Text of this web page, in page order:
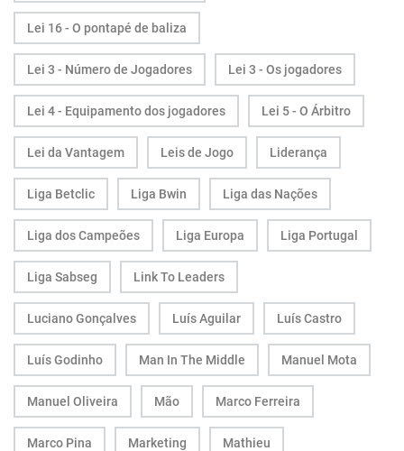
Lei 16 - O pontapé de baliza
Lei 3 - Número de Jogadores Lei 3 - Os jogadores
Lei 4 - Equipamento dos jogadores Lei 5 - O Árbitro
Lei da Vantagem Leis de Jogo Liderança
Liga Betclic Liga Bwin Liga das Nações
Liga dos Campeões Liga Europa Liga Portugal
Liga Sabseg Link To Leaders
Luciano Gonçalves Luís Aguilar Luís Castro
Luís Godinho Man In The Middle Manuel Mota
Manuel Oliveira Mão Marco Ferreira
Marco Pina Marketing Mathieu